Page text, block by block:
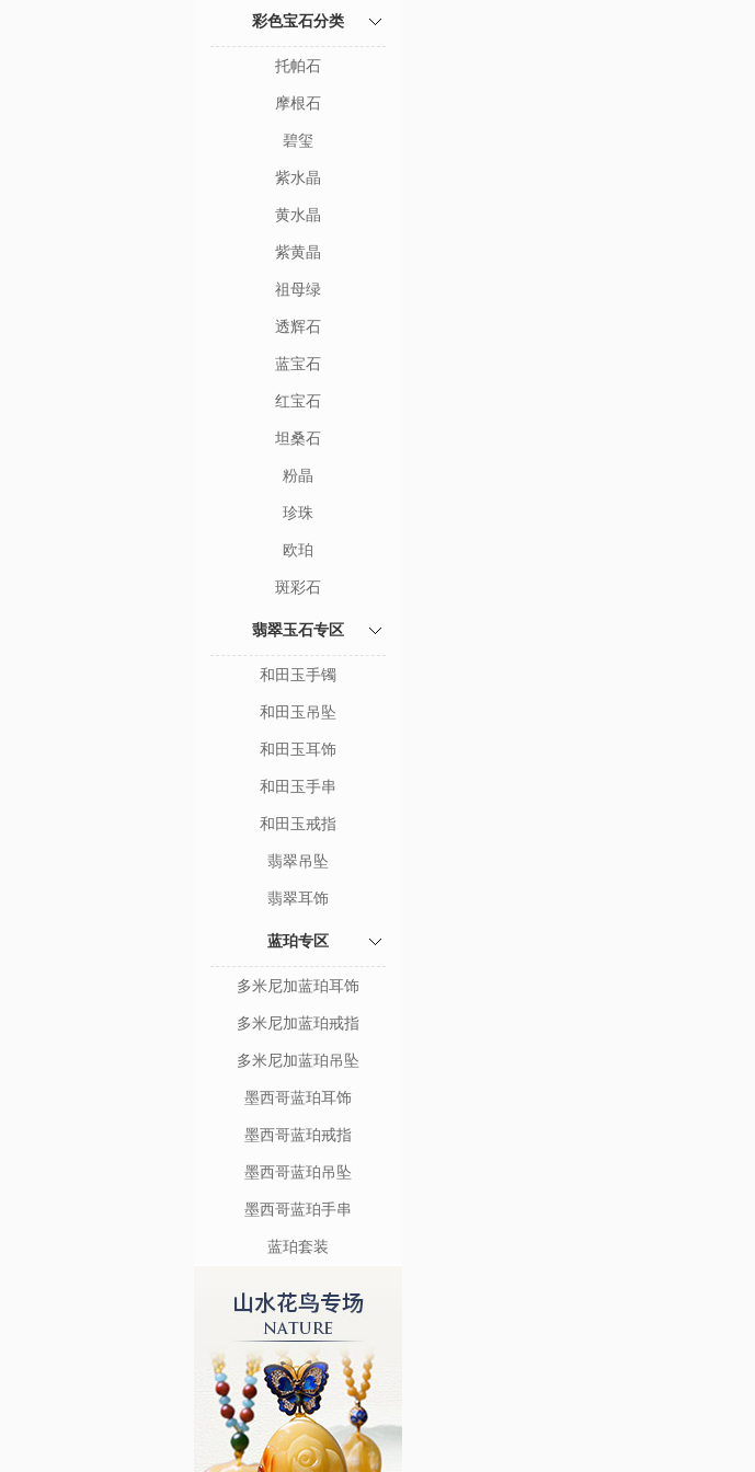
彩色宝石分类
托帕石
摩根石
碧玺
紫水晶
黄水晶
紫黄晶
祖母绿
透辉石
蓝宝石
红宝石
坦桑石
粉晶
珍珠
欧珀
斑彩石
翡翠玉石专区
和田玉手镯
和田玉吊坠
和田玉耳饰
和田玉手串
和田玉戒指
翡翠吊坠
翡翠耳饰
蓝珀专区
多米尼加蓝珀耳饰
多米尼加蓝珀戒指
多米尼加蓝珀吊坠
墨西哥蓝珀耳饰
墨西哥蓝珀戒指
墨西哥蓝珀吊坠
墨西哥蓝珀手串
蓝珀套装